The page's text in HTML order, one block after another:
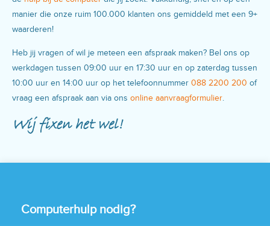
manier die onze ruim 100.000 klanten ons gemiddeld met een 9+
waarderen!
Heb jij vragen of wil je meteen een afspraak maken? Bel ons op
werkdagen tussen 09:00 uur en 17:30 uur en op zaterdag tussen
10:00 uur en 14:00 uur op het telefoonnummer 088 2200 200 of
vraag een afspraak aan via ons online aanvraagformulier
Wij fixen het wel!
Computerhulp nodig?